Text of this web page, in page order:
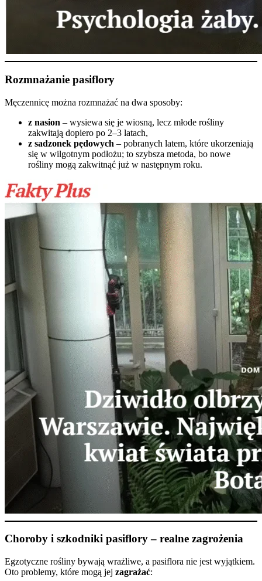
Rozmnażanie pasiflory
Męczennicę można rozmnażać na dwa sposoby:
z nasion – wysiewa się je wiosną, lecz młode rośliny
zakwitają dopiero po 2–3 latach,
z sadzonek pędowych – pobranych latem, które ukorzeniają
się w wilgotnym podłożu; to szybsza metoda, bo nowe
rośliny mogą zakwitnąć już w następnym roku.
Choroby i szkodniki pasiflory – realne zagrożenia
Egzotyczne rośliny bywają wrażliwe, a pasiflora nie jest wyjątkiem.
Oto problemy, które mogą jej zagrażać: